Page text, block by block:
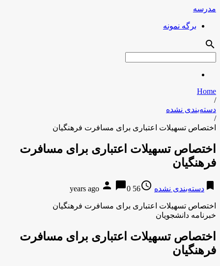
مدرسه
برگه نمونه
search
Home
/
دسته‌بندی نشده
/
اختصاص تسهیلات اعتباری برای مسافرت فرهنگیان
اختصاص تسهیلات اعتباری برای مسافرت
فرهنگیان
bookmark دسته‌بندی نشده access_time
56 years ago
person chat_bubble0
اختصاص تسهیلات اعتباری برای مسافرت فرهنگیان
خبرنامه دانشجویان
اختصاص تسهیلات اعتباری برای مسافرت
فرهنگیان